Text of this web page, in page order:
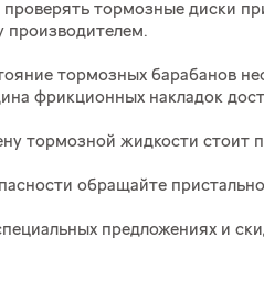
тормозные диски
производителем.
тормозных барабанов
фрикционных накладок
тормозной жидкости стоит
обращайте
предложениях и